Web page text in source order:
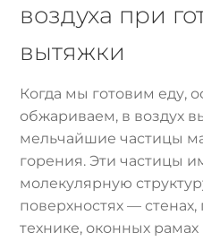
воздуха при
вытяжки
Когда мы готовим еду,
обжариваем, в воздух
мельчайшие частицы
горения. Эти частицы
молекулярную
поверхностях —
технике, оконных